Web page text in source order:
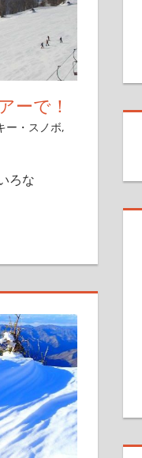
ーで！
ー・スノボ,
ろな